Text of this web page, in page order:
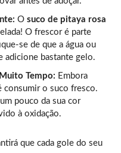
O suco de pitaya rosa
O frescor é parte
se de que a água ou
adicione bastante gelo.
Tempo: Embora
consumir o suco fresco.
pouco da sua cor
à oxidação.
que cada gole do seu